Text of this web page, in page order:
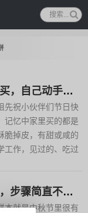
月饼的做法终于来了！中秋月饼不用买，自己动手做，健康又美味
先祝小伙伴们节日快
记忆中家里买的都是
脆掉皮，有甜或咸的
工作，见过的、吃过
动起来过一个不一
中秋月饼攻略，经典月饼的做法大全，步骤简直不能再详细了
本就是中秋节里很有